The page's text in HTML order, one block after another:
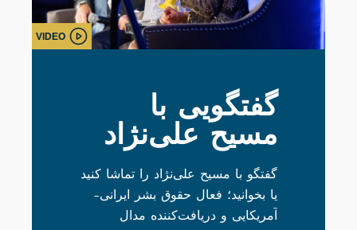
VIDEO
گفتگویی با
مسیح علی‌نژاد
گفتگو با مسیح علی‌نژاد را تماشا کنید
یا بخوانید؛ فعال حقوق بشر ایرانی-
آمریکایی و دریافت‌کننده مدال